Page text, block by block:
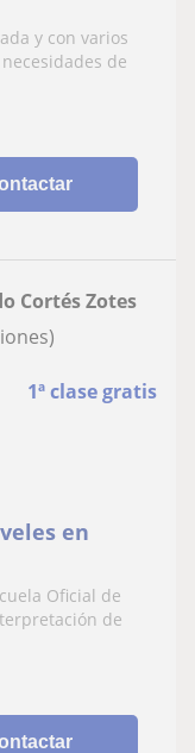
y con varios
de
1ª clase gratis
Cortés Zotes
en
Oficial de
de